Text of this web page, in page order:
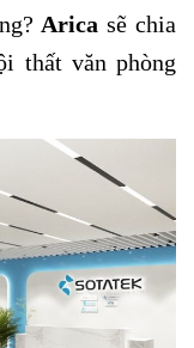
Arica sẽ chia
thất văn phòng